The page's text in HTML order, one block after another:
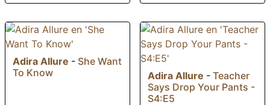
Adira Allure - She Want
To Know
Adira Allure - Teacher
Says Drop Your Pants -
S4:E5